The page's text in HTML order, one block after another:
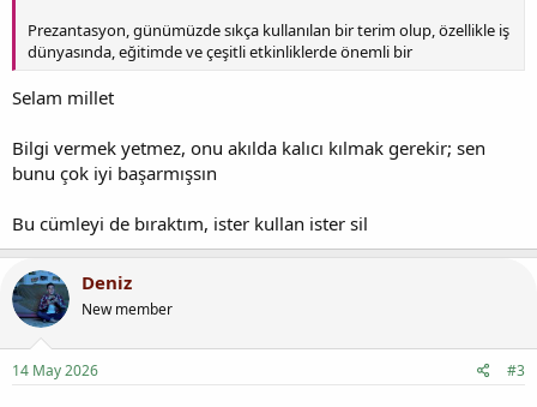
Prezantasyon, günümüzde sıkça kullanılan bir terim olup, özellikle iş
dünyasında, eğitimde ve çeşitli etkinliklerde önemli bir
Selam millet
Bilgi vermek yetmez, onu akılda kalıcı kılmak gerekir; sen
bunu çok iyi başarmışsın
Bu cümleyi de bıraktım, ister kullan ister sil
Deniz
New member
14 May 2026 #3